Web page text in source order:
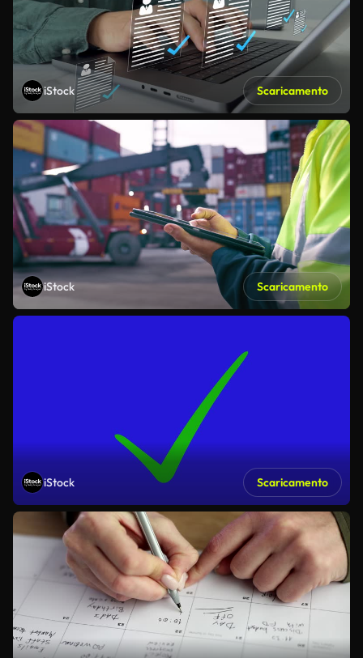
iStock Scaricamento
iStock Scaricamento
iStock Scaricamento